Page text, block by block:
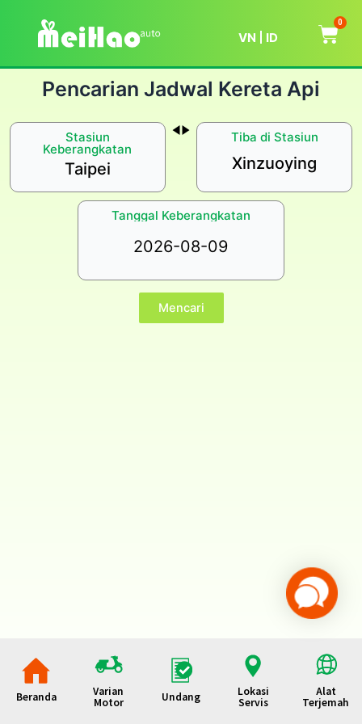
VN ID
0
Pencarian Jadwal Kereta Api
Stasiun
Keberangkatan
Taipei
Tiba di Stasiun
Xinzuoying
Tanggal Keberangkatan
Mencari
Beranda
Varian
Motor
Undang
Lokasi
Servis
Alat
Terjemah